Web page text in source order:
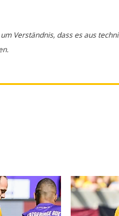
Verständnis, dass es aus